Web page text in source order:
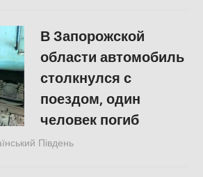
В Запорожской
области автомобиль
столкнулся с
поездом, один
человек погиб
Південь